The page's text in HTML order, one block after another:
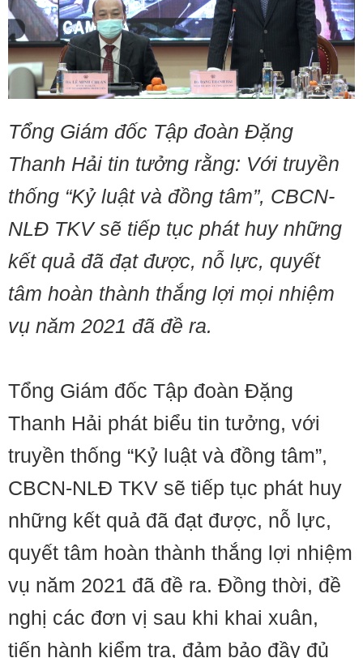
Tổng Giám đốc Tập đoàn Đặng
Thanh Hải tin tưởng rằng: Với truyền
thống “Kỷ luật và đồng tâm”, CBCN-
NLĐ TKV sẽ tiếp tục phát huy những
kết quả đã đạt được, nỗ lực, quyết
tâm hoàn thành thắng lợi mọi nhiệm
vụ năm 2021 đã đề ra.
Tổng Giám đốc Tập đoàn Đặng
Thanh Hải phát biểu tin tưởng, với
truyền thống “Kỷ luật và đồng tâm”,
CBCN-NLĐ TKV sẽ tiếp tục phát huy
những kết quả đã đạt được, nỗ lực,
quyết tâm hoàn thành thắng lợi nhiệm
vụ năm 2021 đã đề ra. Đồng thời, đề
nghị các đơn vị sau khi khai xuân,
tiến hành kiểm tra, đảm bảo đầy đủ